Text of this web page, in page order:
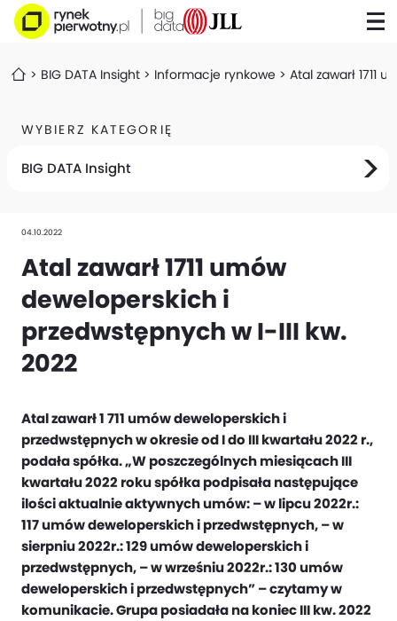
BIG DATA Insight Informacje rynkowe Atal zawarł 1711
WYBIERZ KATEGORIĘ
BIG DATA Insight
04.10.2022
Atal zawarł 1711 umów
deweloperskich i
przedwstępnych w I-III kw.
2022
Atal zawarł 1 711 umów deweloperskich i
przedwstępnych w okresie od I do III kwartału 2022 r.,
podała spółka. „W poszczególnych miesiącach III
kwartału 2022 roku spółka podpisała następujące
ilości aktualnie aktywnych umów: – w lipcu 2022r.:
117 umów deweloperskich i przedwstępnych, – w
sierpniu 2022r.: 129 umów deweloperskich i
przedwstępnych, – w wrześniu 2022r.: 130 umów
deweloperskich i przedwstępnych” – czytamy w
komunikacie. Grupa posiadała na koniec III kw. 2022